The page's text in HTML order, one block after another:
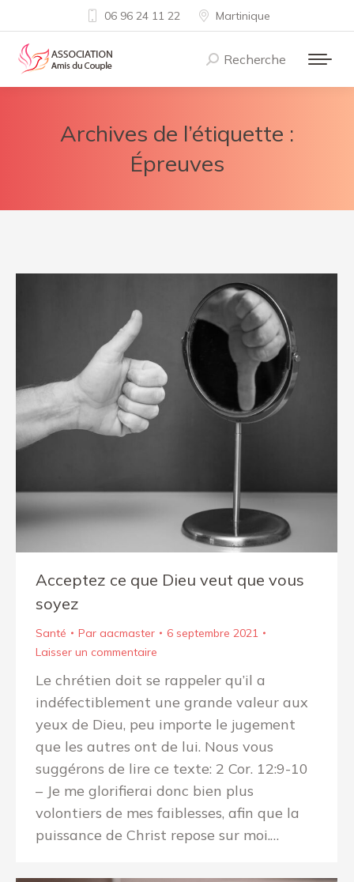
06 96 24 11 22 Martinique
Recherche
:
Recherche
Archives de l’étiquette :
Épreuves
Acceptez ce que Dieu veut que vous
soyez
Santé Par aacmaster
6 septembre 2021
Laisser un commentaire
Le chrétien doit se rappeler qu’il a
indéfectiblement une grande valeur aux
yeux de Dieu, peu importe le jugement
que les autres ont de lui. Nous vous
suggérons de lire ce texte: 2 Cor. 12:9-10
– Je me glorifierai donc bien plus
volontiers de mes faiblesses, afin que la
puissance de Christ repose sur moi.…